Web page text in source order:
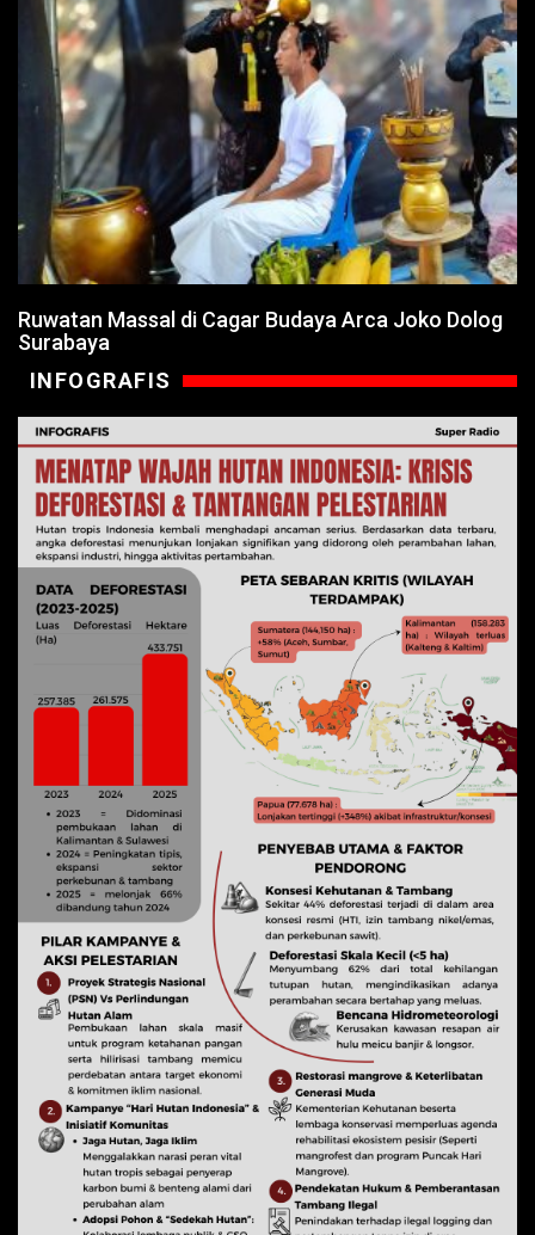
Ruwatan Massal di Cagar Budaya Arca Joko Dolog
Surabaya
INFOGRAFIS